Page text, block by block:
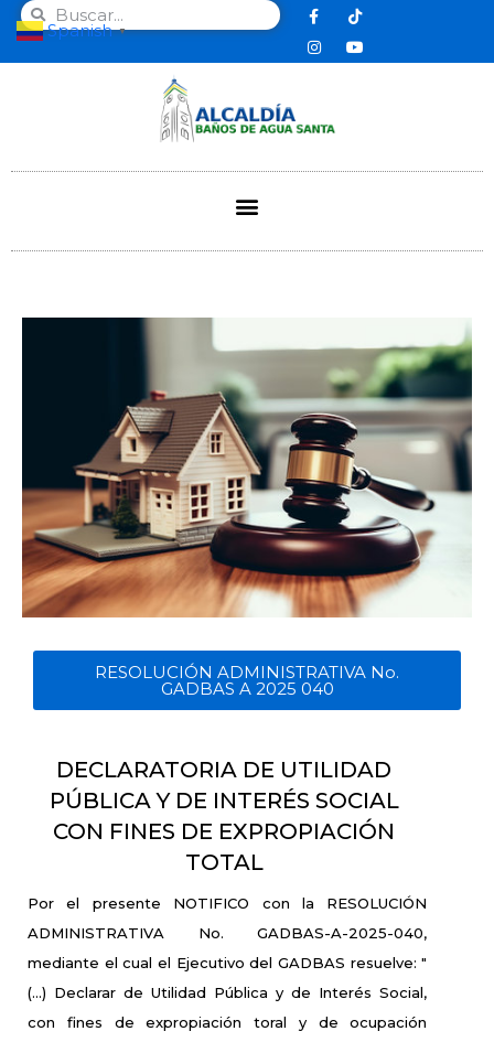
RESOLUCIÓN ADMINISTRATIVA No.
GADBAS A 2025 040
DECLARATORIA DE UTILIDAD
PÚBLICA Y DE INTERÉS SOCIAL
CON FINES DE EXPROPIACIÓN
TOTAL
Por el presente NOTIFICO con la RESOLUCIÓN
ADMINISTRATIVA No. GADBAS-A-2025-040,
mediante el cual el Ejecutivo del GADBAS resuelve: "
(...) Declarar de Utilidad Pública y de Interés Social,
con fines de expropiación toral y de ocupación
Spanish ▼